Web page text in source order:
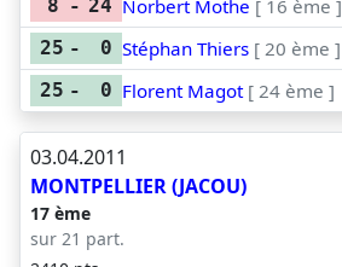
8 - 24 Norbert Mothe [ 16 ème ]
25 - 0 Stéphan Thiers [ 20 ème ]
25 - 0 Florent Magot [ 24 ème ]
03.04.2011
MONTPELLIER (JACOU)
17 ème
sur 21 part.